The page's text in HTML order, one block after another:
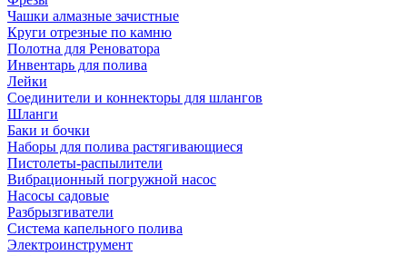
Чашки алмазные зачистные
Круги отрезные по камню
Полотна для Реноватора
Инвентарь для полива
Лейки
Соединители и коннекторы для шлангов
Шланги
Баки и бочки
Наборы для полива растягивающиеся
Пистолеты-распылители
Вибрационный погружной насос
Насосы садовые
Разбрызгиватели
Система капельного полива
Электроинструмент